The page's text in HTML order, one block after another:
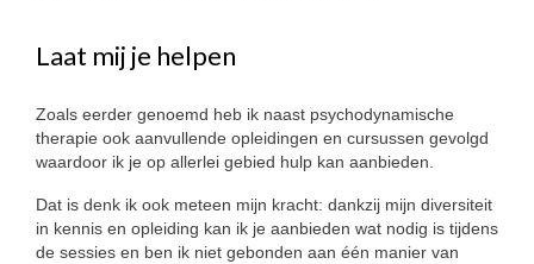
Laat mij je helpen
Zoals eerder genoemd heb ik naast psychodynamische
therapie ook aanvullende opleidingen en cursussen gevolgd
waardoor ik je op allerlei gebied hulp kan aanbieden.
Dat is denk ik ook meteen mijn kracht: dankzij mijn diversiteit
in kennis en opleiding kan ik je aanbieden wat nodig is tijdens
de sessies en ben ik niet gebonden aan één manier van